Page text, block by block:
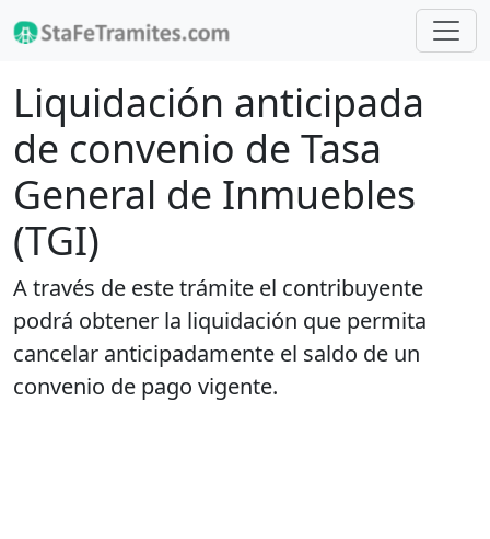
Liquidación anticipada
de convenio de Tasa
General de Inmuebles
(TGI)
A través de este trámite el contribuyente
podrá obtener la liquidación que permita
cancelar anticipadamente el saldo de un
convenio de pago vigente.